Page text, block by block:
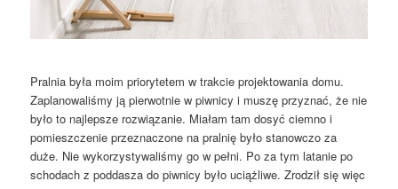
Pralnia była moim priorytetem w trakcie projektowania domu.
Zaplanowaliśmy ją pierwotnie w piwnicy i muszę przyznać, że nie
było to najlepsze rozwiązanie. Miałam tam dosyć ciemno i
pomieszczenie przeznaczone na pralnię było stanowczo za
duże. Nie wykorzystywaliśmy go w pełni. Po za tym latanie po
schodach z poddasza do piwnicy było uciążliwe. Zrodził się więc